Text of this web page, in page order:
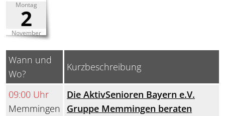
Montag
2
November
Wann und
Wo?
Kurzbeschreibung
09:00 Uhr
Memmingen
Die AktivSenioren Bayern e.V.
Gruppe Memmingen beraten